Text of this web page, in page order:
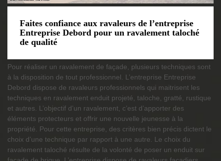
Faites confiance aux ravaleurs de l’entreprise
Entreprise Debord pour un ravalement taloché
de qualité
Pour réaliser un ravalement de façade, plusieurs techniques sont
à la disposition de tout professionnel. L’entreprise Entreprise
Debord dispose de ravaleurs professionnels qui maitrisent les
techniques en ravalement enduit projeté, taloche, gratté, rustique
et autres. L’objectif d’un ravalement, c’est d’apporter des
éléments protecteurs et offrir une nouvelle jeunesse à la
propriété. Pour cette entreprise, des critères bien précis dictent le
choix d’une technique par rapport à une autre. Le choix du
ravalement taloché résulte de la volonté de poser un enduit sur